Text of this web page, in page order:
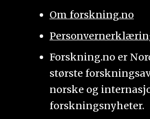
Om forskning.no
Forskning.no er
største
norske og
forskningsnyheter.